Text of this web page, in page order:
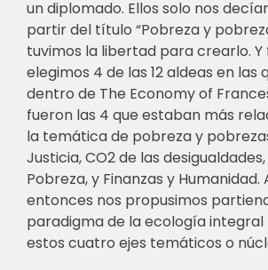
un diplomado. Ellos solo nos
partir del título “Pobreza y
tuvimos la libertad para crearlo. Y
elegimos 4 de las 12 aldeas en las
dentro de The Economy of
fueron las 4 que estaban más
la temática de pobreza y
Justicia, CO2 de las
Pobreza, y Finanzas y Humanidad.
entonces nos propusimos
paradigma de la ecología
estos cuatro ejes temáticos o